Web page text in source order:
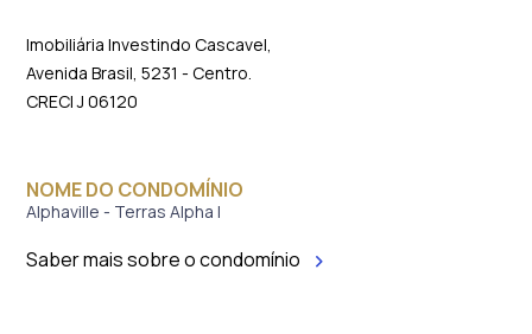
Imobiliária Investindo Cascavel,
Avenida Brasil, 5231 - Centro.
CRECI J 06120
NOME DO CONDOMÍNIO
Alphaville - Terras Alpha I
Saber mais sobre o condomínio